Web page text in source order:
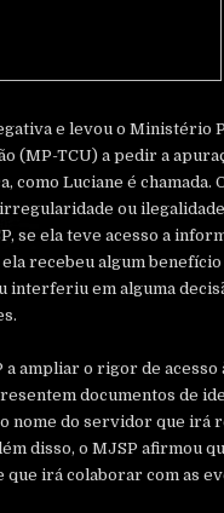
e levou o Ministério
(MP-TCU) a pedir a
como Luciane é chamada.
ou
se ela teve acesso a
recebeu algum benefício
interferiu em alguma
a ampliar o rigor de acesso
documentos de
nome do servidor que irá
disso, o MJSP afirmou
que irá colaborar com as